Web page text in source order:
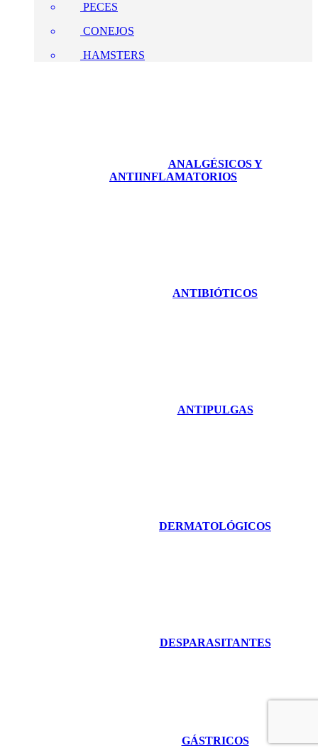
PECES
CONEJOS
HAMSTERS
ANALGÉSICOS Y
ANTIINFLAMATORIOS
ANTIBIÓTICOS
ANTIPULGAS
DERMATOLÓGICOS
DESPARASITANTES
GÁSTRICOS